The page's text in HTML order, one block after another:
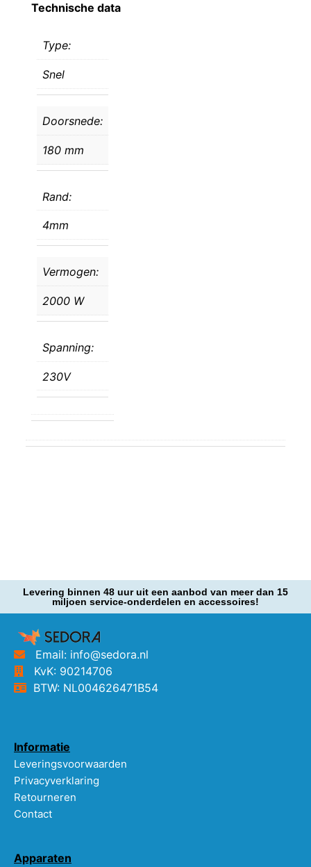
Technische data
Type:
Snel
Doorsnede:
180 mm
Rand:
4mm
Vermogen:
2000 W
Spanning:
230V
Levering binnen 48 uur uit een aanbod van meer dan 15
miljoen service-onderdelen en accessoires!
Email: info@sedora.nl
KvK: 90214706
BTW: NL004626471B54
Informatie
Leveringsvoorwaarden
Privacyverklaring
Retourneren
Contact
Apparaten